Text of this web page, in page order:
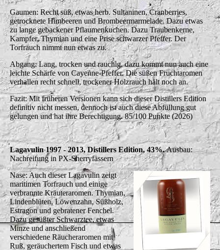
Gaumen: Recht süß, etwas herb. Sultaninen, Cranberries,
getrocknete Himbeeren und Brombeermarmelade. Dazu etwas
zu lange gebackener Pflaumenkuchen. Dazu Traubenkerne,
Kampfer, Thymian und eine Prise schwarzer Pfeffer. Der
Torfrauch nimmt nun etwas zu.
Abgang: Lang, trocken und rauchig, dazu kommt nun auch eine
leichte Schärfe von Cayenne-Pfeffer. Die süßen Fruchtaromen
verhallen recht schnell, trockener Holzrauch hält noch an.
Fazit: Mit früheren Versionen kann sich dieser Distillers Edition
definitiv nicht messen, dennoch ist auch diese Abfüllung gut
gelungen und hat ihre Berechtigung. 85/100 Punkte (2026)
Lagavulin 1997 - 2013, Distillers Edition, 43%.Ausbau:
Nachreifung in PX-Sherryfässern
Nase: Auch dieser Lagavulin zeigt
maritimen Torfrauch und einige
verbrannte Kräuteraromen. Thymian,
Lindenblüten, Löwenzahn, Süßholz,
Estragon und gebratener Fenchel.
Dazu gesüßter Schwarztee, etwas
Minze und anschließend
verschiedene Räucheraromen mit
Ruß, geräuchertem Fisch und etwas